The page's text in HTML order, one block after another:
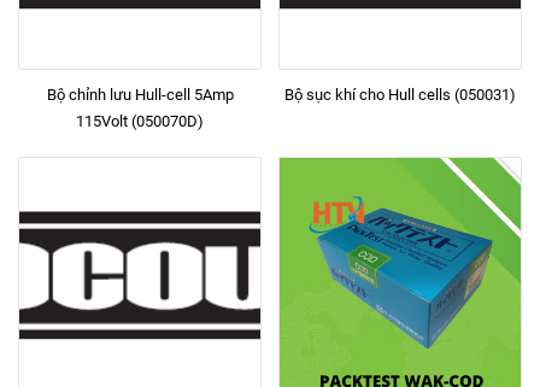
Bộ chỉnh lưu Hull-cell 5Amp
115Volt (050070D)
Bộ sục khí cho Hull cells (050031)